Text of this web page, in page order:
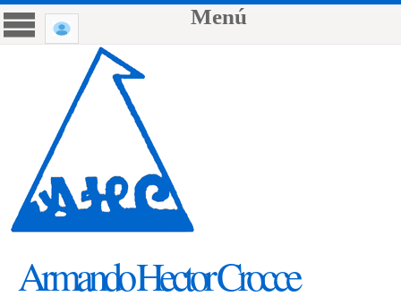
Armando Hector Crocce
Menú